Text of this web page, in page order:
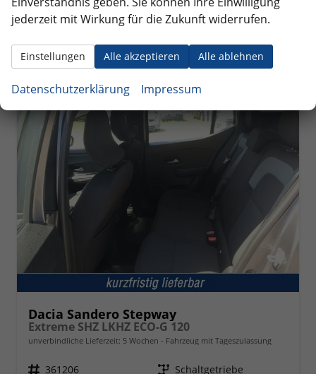
Verbrauch kombiniert:7,20 l/100km
CO2-Klasse:D
ab 196,– € mtl.
Dacia Sandero Stepway
Extreme SHZ LKHZ ECO-G 120
unverbindliche Lieferzeit: 5 Wochen Fahrzeug mit Tageszulassung
Fahrzeugnr. 361206 Getriebe Schaltgetriebe
jederzeit mit Wirkung für die Zukunft widerrufen.
Alle akzeptieren Alle ablehnen
Einstellungen
Datenschutzerklärung Impressum